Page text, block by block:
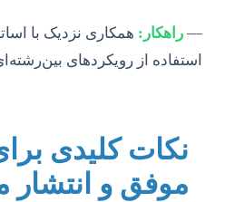
— راهکار: همکاری نزدیک با
استفاده از رویکردهای
نکات کلیدی
موفق و انتشار